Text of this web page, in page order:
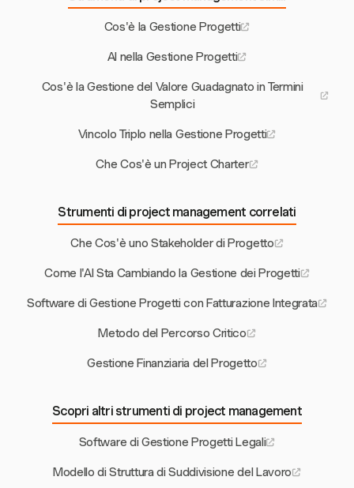
Cos'è la Gestione Progetti
AI nella Gestione Progetti
Cos'è la Gestione del Valore Guadagnato in Termini
Semplici
Vincolo Triplo nella Gestione Progetti
Che Cos'è un Project Charter
Strumenti di project management correlati
Che Cos'è uno Stakeholder di Progetto
Come l'AI Sta Cambiando la Gestione dei Progetti
Software di Gestione Progetti con Fatturazione Integrata
Metodo del Percorso Critico
Gestione Finanziaria del Progetto
Scopri altri strumenti di project management
Software di Gestione Progetti Legali
Modello di Struttura di Suddivisione del Lavoro